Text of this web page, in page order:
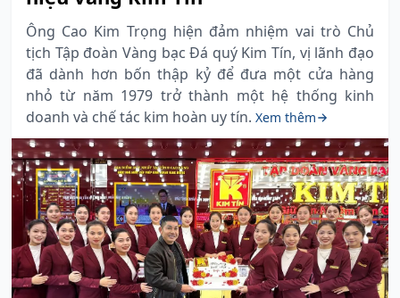
Ông Cao Kim Trọng hiện đảm nhiệm vai trò Chủ
tịch Tập đoàn Vàng bạc Đá quý Kim Tín, vị lãnh đạo
đã dành hơn bốn thập kỷ để đưa một cửa hàng
nhỏ từ năm 1979 trở thành một hệ thống kinh
doanh và chế tác kim hoàn uy tín. Xem thêm